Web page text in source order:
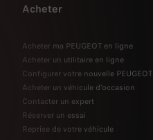
Acheter
Acheter ma PEUGEOT en ligne
Acheter un utilitaire en ligne
Configurer votre nouvelle PEUGEOT
Acheter un véhicule d'occasion
Contacter un expert
Réserver un essai
Reprise de votre véhicule